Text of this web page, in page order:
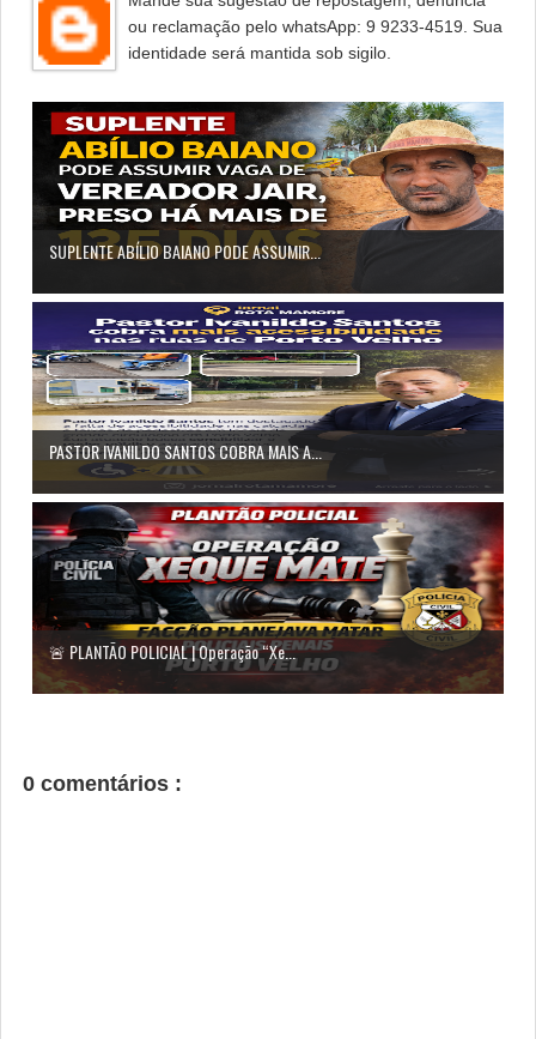
ou reclamação pelo whatsApp: 9 9233-4519. Sua
identidade será mantida sob sigilo.
SUPLENTE ABÍLIO BAIANO PODE ASSUMIR...
PASTOR IVANILDO SANTOS COBRA MAIS A...
🚨 PLANTÃO POLICIAL | Operação “Xe...
0 comentários :